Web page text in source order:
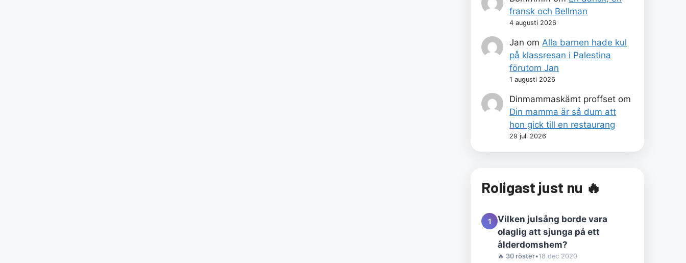
fransk och Bellman
4 augusti 2026
Jan om Alla barnen hade kul
på klassresan i Palestina
förutom Jan
1 augusti 2026
Dinmammaskämt proffset om
Din mamma är så dum att
hon gick till en restaurang
29 juli 2026
Roligast just nu 🔥
1
Vilken julsång borde vara
olaglig att sjunga på ett
ålderdomshem?
🔥 30 röster•18 dec 2020